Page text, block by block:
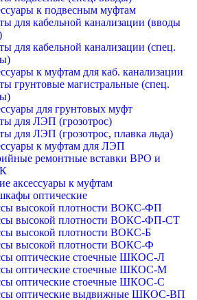
к подвесным муфтам
для кабельной канализации (вводы
для кабельной канализации (спец.
к муфтам для каб. канализации
грунтовые магистральные (спец.
для грунтовых муфт
для ЛЭП (грозотрос)
для ЛЭП (грозотрос, плавка льда)
к муфтам для ЛЭП
ремонтные вставки ВРО и
аксессуары к муфтам
оптические
высокой плотности ВОКС-ФП
высокой плотности ВОКС-ФП-СТ
высокой плотности ВОКС-Б
высокой плотности ВОКС-Ф
оптические стоечные ШКОС-Л
оптические стоечные ШКОС-М
оптические стоечные ШКОС-С
оптические выдвижные ШКОС-ВП